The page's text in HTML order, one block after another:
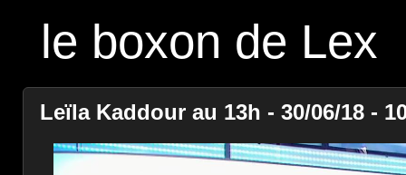
le boxon de Lex
Leïla Kaddour au 13h - 30/06/18 -